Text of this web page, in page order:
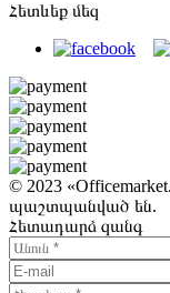
Հետևեք մեզ
© 2023
պաշտպանված են.
Հետադարձ զանգ